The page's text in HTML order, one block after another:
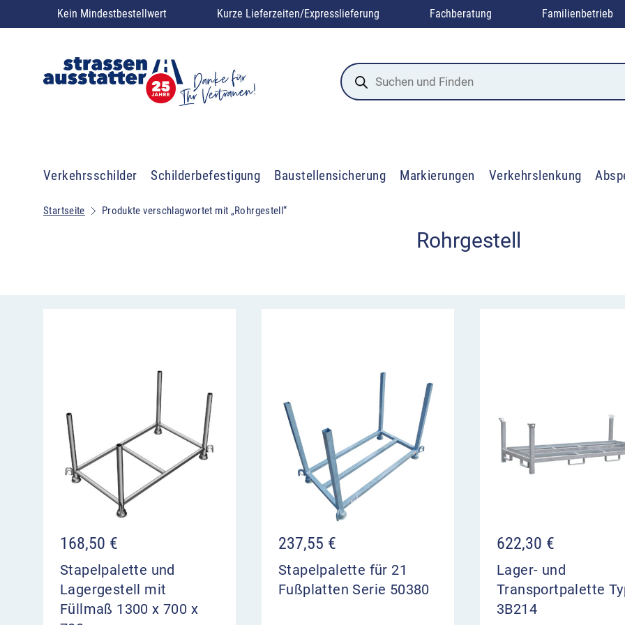
Kein Mindestbestellwert Kurze Lieferzeiten/Expresslieferung Fachberatung Familienbetrieb
Products
search
Verkehrsschilder Schilderbefestigung Baustellensicherung Markierungen Verkehrslenkung
Startseite Produkte verschlagwortet mit „Rohrgestell“
Rohrgestell
168,50 €
Stapelpalette und
Lagergestell mit
Füllmaß 1300 x 700 x
237,55 €
Stapelpalette für 21
Fußplatten Serie 50380
622,30 €
Lager- und
Transportpalette
3B214